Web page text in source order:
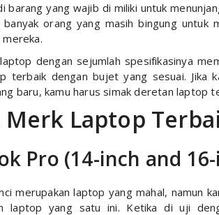
barang yang wajib di miliki untuk
orang yang masih bingung untuk
dengan sejumlah spesifikasinya
terbaik dengan bujet yang sesuai. Jika
baru, kamu harus simak deretan laptop
Laptop
Pro (14-inch and
merupakan laptop yang mahal, namun
laptop yang satu ini. Ketika di uji